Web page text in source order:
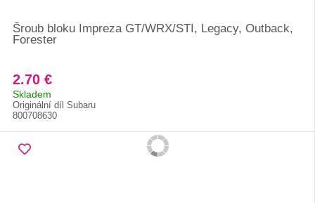
Šroub bloku Impreza GT/WRX/STI, Legacy, Outback,
Forester
2.70 €
Skladem
Originální díl Subaru
800708630